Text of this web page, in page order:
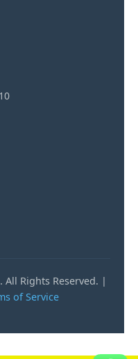
All Rights Reserved. |
of Service